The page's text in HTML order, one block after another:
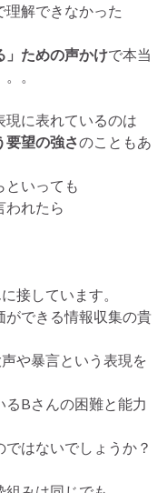
理解できなかった
」ための声かけで本当
。
現に表れているのは
要望の強さのこともあ
といっても
われたら
接しています。
ができる情報収集の貴
や暴言という表現を
Bさんの困難と能力
はないでしょうか？